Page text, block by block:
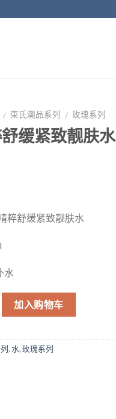
/ 束氏潮品系列 / 玫瑰系列
缓紧致靓肤水
粹舒缓紧致靓肤水
水
加入购物车
, 水,玫瑰系列